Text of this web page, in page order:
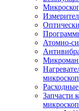
Атомно-
Запчасти